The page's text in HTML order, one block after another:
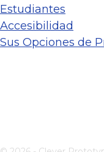
Estudiantes
Accesibilidad
Sus Opciones de